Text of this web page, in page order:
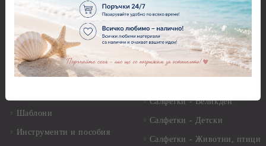
Варак, Шлак метал, Фолио,
Пантна
Лакове и защитни покрития
Лепила
Шаблони
Инструменти и пособия
Четки и инструменти
Моливи, акварелни
комплекти
Свещи
Салфетки - Великден
Салфетки - Детски
Салфетки - Животни, птици